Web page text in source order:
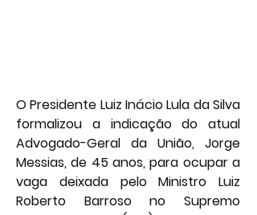
O Presidente Luiz Inácio Lula da Silva
formalizou a indicação do atual
Advogado-Geral da União, Jorge
Messias, de 45 anos, para ocupar a
vaga deixada pelo Ministro Luiz
Roberto Barroso no Supremo